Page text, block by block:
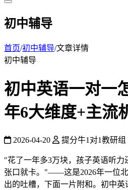
初中辅导
首页/初中辅导/文章详情
初中辅导
初中英语一对一
年6大维度+主流
2026-04-20 提分牛1对1教研组
"花了一年多3万块，孩子英语听力
张口就卡。"——这是2026年一位
出的吐槽，下面一片附和。初中英